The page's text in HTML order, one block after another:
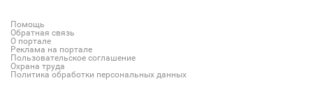
Помощь
Обратная связь
О портале
Реклама на портале
Пользовательское соглашение
Охрана труда
Политика обработки персональных данных